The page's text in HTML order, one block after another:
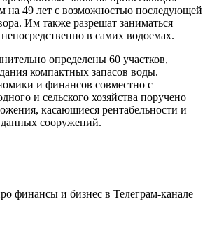
на 49 лет с возможностью последующей
Им также разрешат заниматься
в самих водоемах.
определены 60 участков,
компактных запасов воды.
и финансов совместно с
и сельского хозяйства поручено
касающиеся рентабельности и
данных сооружений.
финансы и бизнес в Телеграм-канале